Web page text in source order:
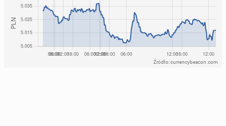
Źródło: currencybeacon.com